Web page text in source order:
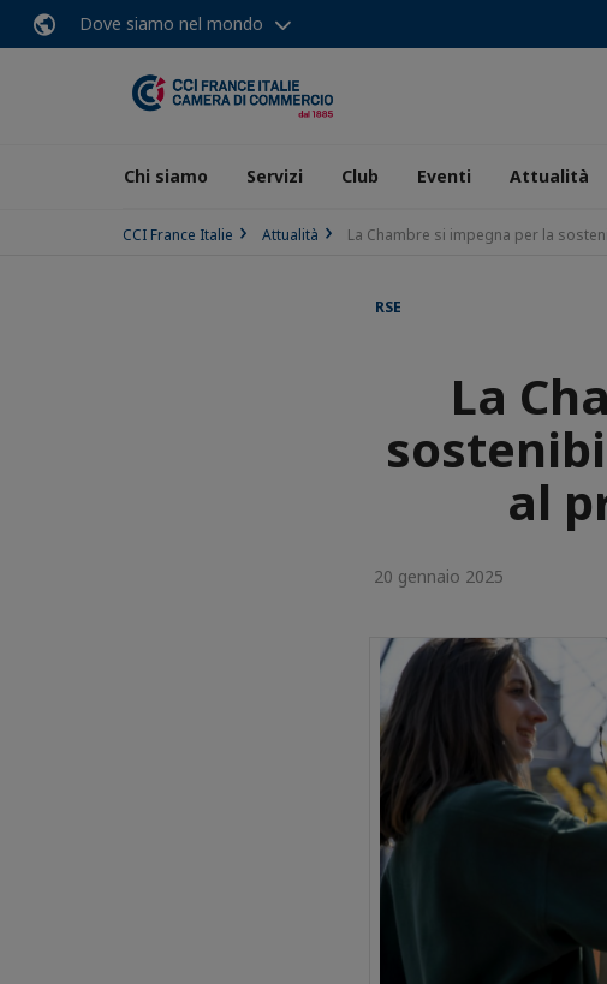
Dove siamo nel mondo
Chi siamo Servizi Club Eventi Attualità
CCI France Italie Attualità La Chambre si impegna per la
RSE
La
al
20 gennaio 2025